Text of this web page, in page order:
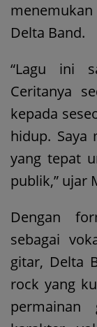
Delta Band.
“Lagu ini
Ceritanya
kepada
hidup. Saya
yang tepat
publik,” ujar
Dengan
sebagai
gitar, Delta
rock yang
permainan